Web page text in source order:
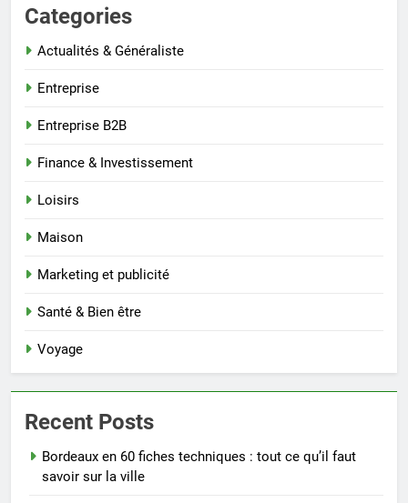
Categories
Actualités & Généraliste
Entreprise
Entreprise B2B
Finance & Investissement
Loisirs
Maison
Marketing et publicité
Santé & Bien être
Voyage
Recent Posts
Bordeaux en 60 fiches techniques : tout ce qu’il faut
savoir sur la ville